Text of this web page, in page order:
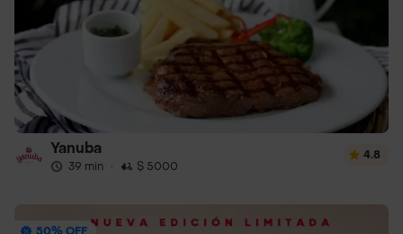
Yanuba
39 min · $ 5000
4.8